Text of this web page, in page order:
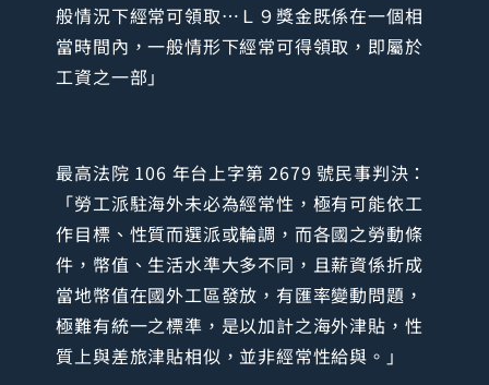
般情況下經常可領取…Ｌ９獎金既係在一個相
當時間內，一般情形下經常可得領取，即屬於
工資之一部」
最高法院 106 年台上字第 2679 號民事判決：
「勞工派駐海外未必為經常性，極有可能依工
作目標、性質而選派或輪調，而各國之勞動條
件，幣值、生活水準大多不同，且薪資係折成
當地幣值在國外工區發放，有匯率變動問題，
極難有統一之標準，是以加計之海外津貼，性
質上與差旅津貼相似，並非經常性給與。」